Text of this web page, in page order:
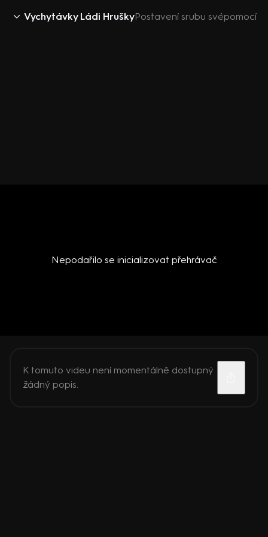
Vychytávky Ládi HruškyPostavení srubu svépomocí
Nepodařilo se inicializovat přehrávač
K tomuto videu není momentálně dostupný
žádný popis.